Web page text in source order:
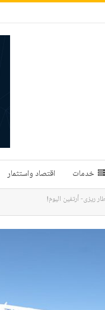
خدمات اقتصاد واستثمار
ريزى- أرتفين اليوم!